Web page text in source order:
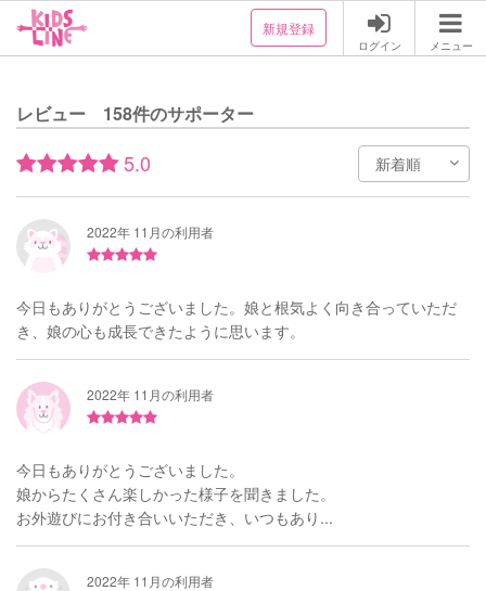
新規登録
ログイン メニュー
レビュー 158件のサポーター
5.0
2022年 11月の利用者
今日もありがとうございました。娘と根気よく向き合っていただ
き、娘の心も成長できたように思います。
2022年 11月の利用者
今日もありがとうございました。
娘からたくさん楽しかった様子を聞きました。
お外遊びにお付き合いいただき、いつもあり...
2022年 11月の利用者